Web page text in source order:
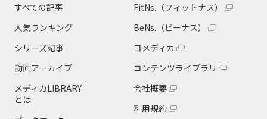
すべての記事
人気ランキング
シリーズ記事
動画アーカイブ
メディカLIBRARY
とは
FitNs.（フィットナス）
BeNs.（ビーナス）
ヨメディカ
コンテンツライブラリ
会社概要
利用規約